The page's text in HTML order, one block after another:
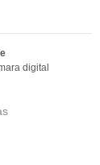
digital